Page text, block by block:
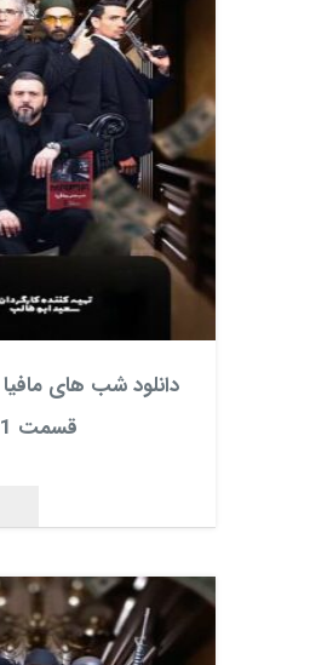
قسمت 1